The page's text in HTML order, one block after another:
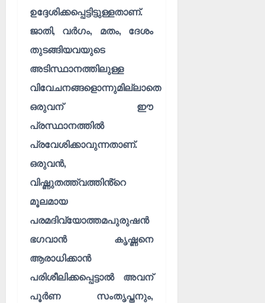
ഉദ്ദേശിക്കപ്പെട്ടിട്ടുള്ളതാണ്.
ജാതി, വർഗം, മതം, ദേശം
തുടങ്ങിയവയുടെ
അടിസ്ഥാനത്തിലുള്ള
വിവേചനങ്ങളൊന്നുമില്ലാതെ
ഒരുവന് ഈ
പ്രസ്ഥാനത്തിൽ
പ്രവേശിക്കാവുന്നതാണ്.
ഒരുവൻ,
വിഷ്ണുതത്ത്വത്തിൻ്റെ
മൂലമായ
പരമദിവ്യോത്തമപുരുഷൻ
ഭഗവാൻ കൃഷ്ണനെ
ആരാധിക്കാൻ
പരിശീലിക്കപ്പെട്ടാൽ അവന്
പൂർണ സംതൃപ്തനും,